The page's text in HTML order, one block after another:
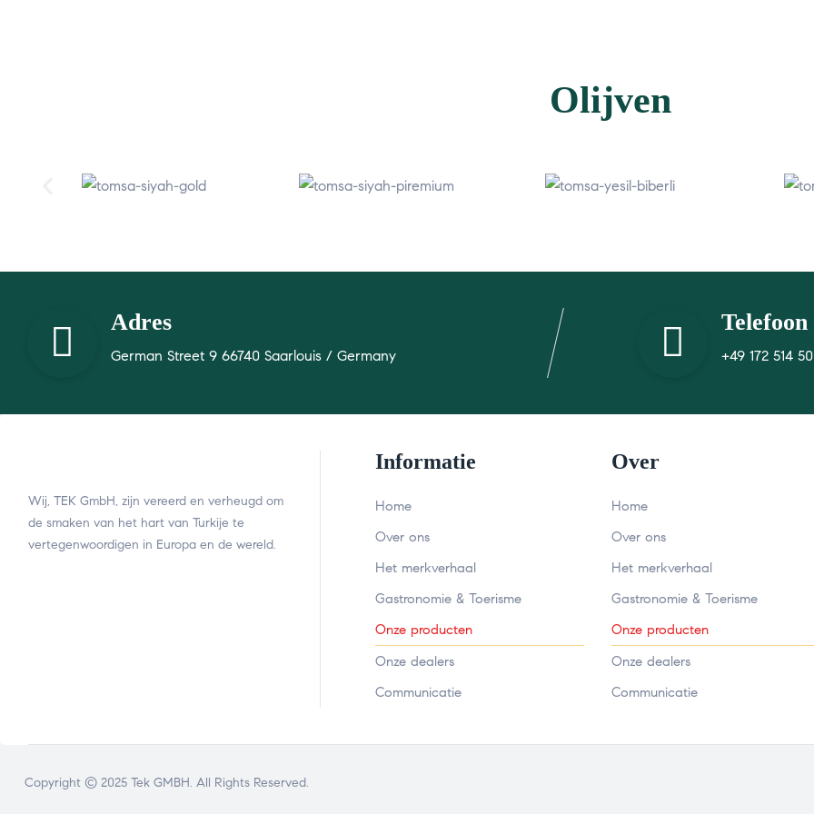
Olijven
Adres
German Street 9 66740 Saarlouis / Germany
Telefoon
+49 172 514
Wij, TEK GmbH, zijn vereerd en verheugd om
de smaken van het hart van Turkije te
vertegenwoordigen in Europa en de wereld.
Informatie
Home
Over ons
Het merkverhaal
Gastronomie & Toerisme
Onze producten
Onze dealers
Communicatie
Over
Home
Over ons
Het merkverhaal
Gastronomie & Toerisme
Onze producten
Onze dealers
Communicatie
Copyright © 2025 Tek GMBH. All Rights Reserved.